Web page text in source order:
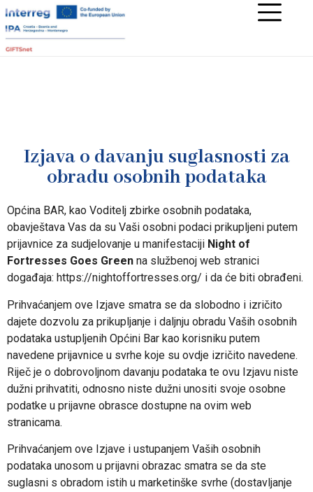
Izjava o davanju suglasnosti za
obradu osobnih podataka
Općina BAR, kao Voditelj zbirke osobnih podataka,
obavještava Vas da su Vaši osobni podaci prikupljeni putem
prijavnice za sudjelovanje u manifestaciji Night of
Fortresses Goes Green na službenoj web stranici
događaja: https://nightoffortresses.org/ i da će biti obrađeni.
Prihvaćanjem ove Izjave smatra se da slobodno i izričito
dajete dozvolu za prikupljanje i daljnju obradu Vaših osobnih
podataka ustupljenih Općini Bar kao korisniku putem
navedene prijavnice u svrhe koje su ovdje izričito navedene.
Riječ je o dobrovoljnom davanju podataka te ovu Izjavu niste
dužni prihvatiti, odnosno niste dužni unositi svoje osobne
podatke u prijavne obrasce dostupne na ovim web
stranicama.
Prihvaćanjem ove Izjave i ustupanjem Vaših osobnih
podataka unosom u prijavni obrazac smatra se da ste
suglasni s obradom istih u marketinške svrhe (dostavljanje